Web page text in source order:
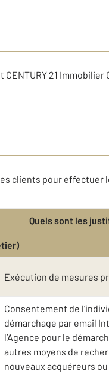
21 Immobilier
clients pour effectuer
Quels sont les
Exécution de mesures
Consentement de
démarchage par email
l’Agence pour le
autres moyens de
nouveaux acquéreurs